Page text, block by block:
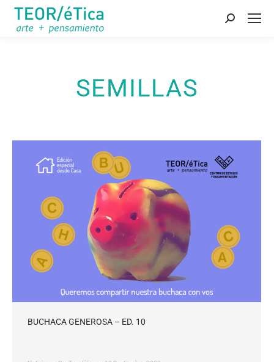
Buscar:
SEMILLAS
BUCHACA GENEROSA – ED. 10